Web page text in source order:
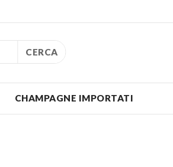
CERCA
CHAMPAGNE IMPORTATI